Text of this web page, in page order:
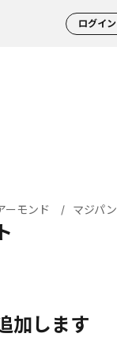
ログイン
ーモンド マジパン
加します